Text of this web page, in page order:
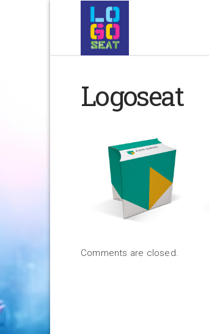
Logoseat
Comments are closed.